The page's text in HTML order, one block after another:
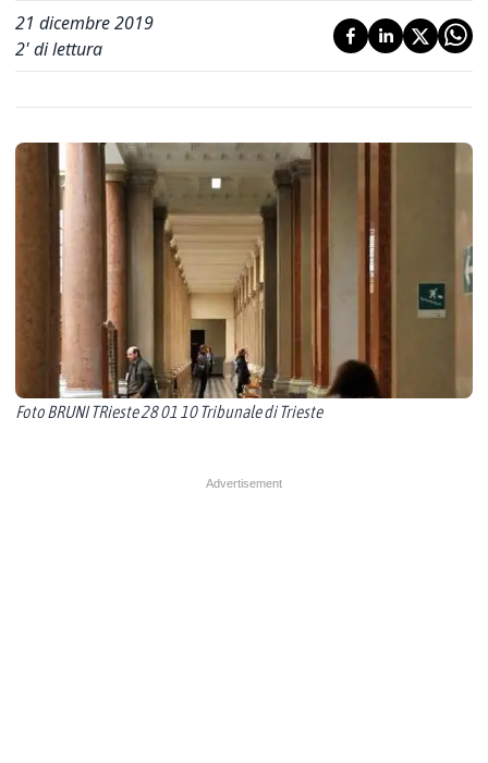
21 dicembre 2019
2' di lettura
Foto BRUNI TRieste 28 01 10 Tribunale di Trieste